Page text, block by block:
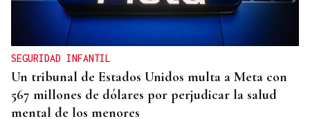
El Arenteiro salda la deuda con los jugadores un
día antes del final del plazo
SEGURIDAD INFANTIL
Un tribunal de Estados Unidos multa a Meta con
567 millones de dólares por perjudicar la salud
mental de los menores